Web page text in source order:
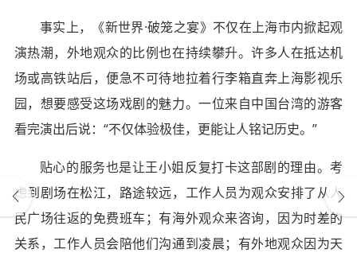
事实上，《新世界·破笼之宴》不仅在上海市内掀起观
演热潮，外地观众的比例也在持续攀升。许多人在抵达机
场或高铁站后，便急不可待地拉着行李箱直奔上海影视乐
园，想要感受这场戏剧的魅力。一位来自中国台湾的游客
看完演出后说：“不仅体验极佳，更能让人铭记历史。”
贴心的服务也是让王小姐反复打卡这部剧的理由。考
虑到剧场在松江，路途较远，工作人员为观众安排了从人
民广场往返的免费班车；有海外观众来咨询，因为时差的
关系，工作人员会陪他们沟通到凌晨；有外地观众因为天